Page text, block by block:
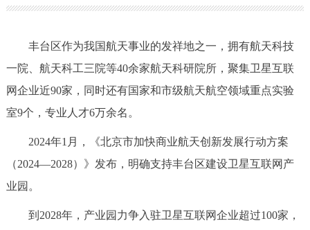
市领导 机构职能 政策服务
政策兑现
政务服务
个人服务 法人服务 部门服务
丰台区作为我国航天事业的发祥地之一，拥有航天科技
一院、航天科工三院等40余家航天科研院所，聚集卫星互联
网企业近90家，同时还有国家和市级航天航空领域重点实验
室9个，专业人才6万余名。
2024年1月，《北京市加快商业航天创新发展行动方案
（2024—2028）》发布，明确支持丰台区建设卫星互联网产
业园。
到2028年，产业园力争入驻卫星互联网企业超过100家，